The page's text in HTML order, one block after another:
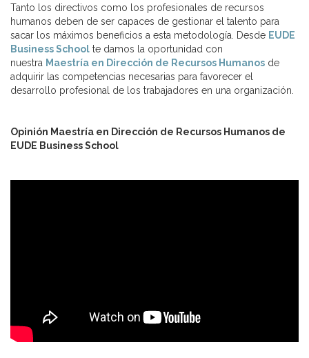
Tanto los directivos como los profesionales de recursos
humanos deben de ser capaces de gestionar el talento para
sacar los máximos beneficios a esta metodología. Desde EUDE
Business School te damos la oportunidad con
nuestra Maestría en Dirección de Recursos Humanos de
adquirir las competencias necesarias para favorecer el
desarrollo profesional de los trabajadores en una organización.
Opinión Maestría en Dirección de Recursos Humanos de
EUDE Business School